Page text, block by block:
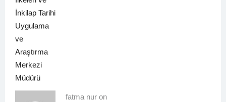
fatma nur on